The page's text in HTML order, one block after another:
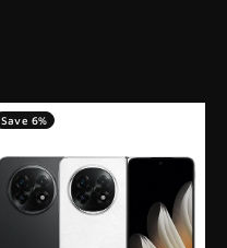
Save 6%